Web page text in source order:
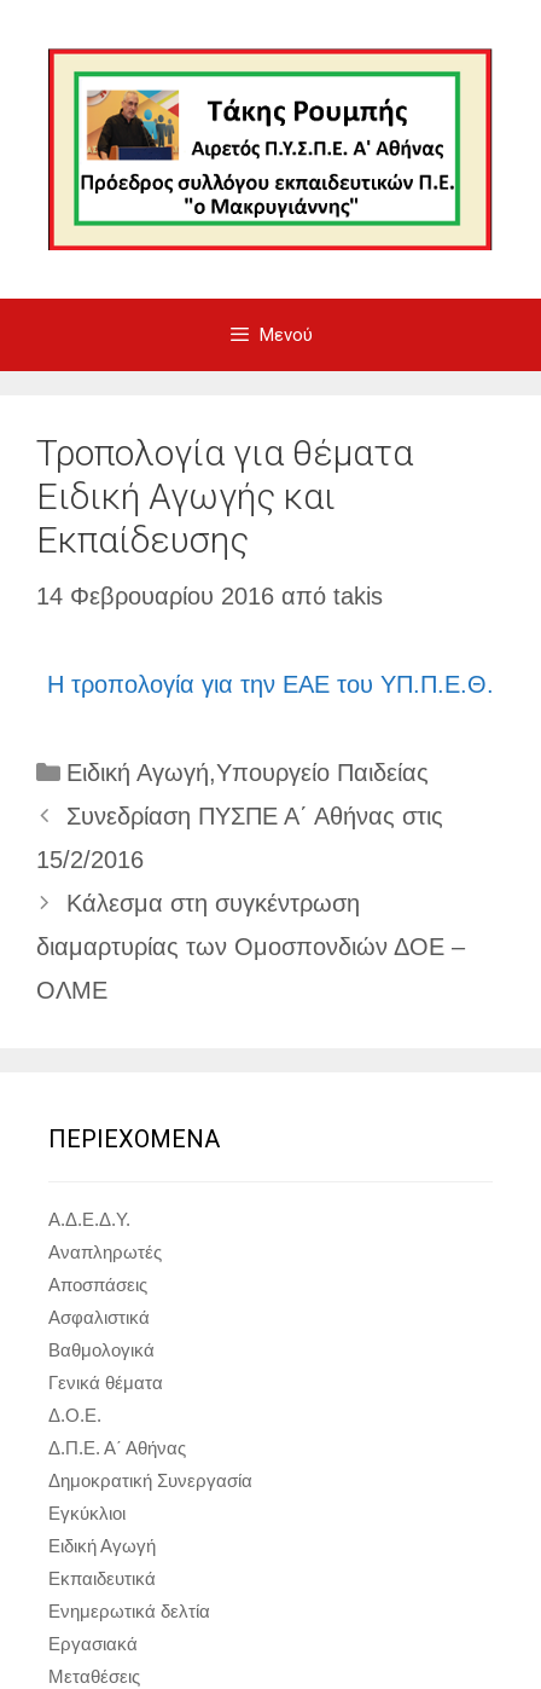
περιεχόμενο
Μενού
Τροπολογία για θέματα
Ειδική Αγωγής και
Εκπαίδευσης
14 Φεβρουαρίου 2016 από takis
Η τροπολογία για την ΕΑΕ του ΥΠ.Π.Ε.Θ.
Κατηγορίες
Ειδική Αγωγή,Υπουργείο Παιδείας
Συνεδρίαση ΠΥΣΠΕ Α΄ Αθήνας στις
15/2/2016
Κάλεσμα στη συγκέντρωση
διαμαρτυρίας των Ομοσπονδιών ΔΟΕ –
ΟΛΜΕ
ΠΕΡΙΕΧΟΜΕΝΑ
Α.Δ.Ε.Δ.Υ.
Αναπληρωτές
Αποσπάσεις
Ασφαλιστικά
Βαθμολογικά
Γενικά θέματα
Δ.Ο.Ε.
Δ.Π.Ε. Α΄ Αθήνας
Δημοκρατική Συνεργασία
Εγκύκλιοι
Ειδική Αγωγή
Εκπαιδευτικά
Ενημερωτικά δελτία
Εργασιακά
Μεταθέσεις